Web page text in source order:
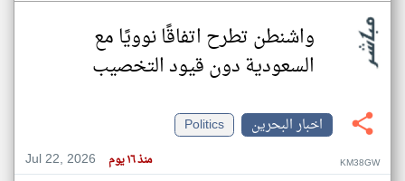
واشنطن تطرح اتفاقًا نوويًا مع
السعودية دون قيود التخصيب
اخبار البحرين
Politics
Jul 22, 2026
منذ ١٦ يوم KM38GW